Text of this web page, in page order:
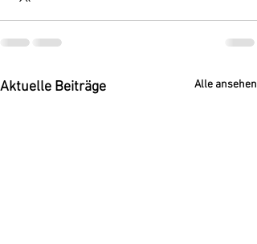
Aktuelle Beiträge Alle ansehen